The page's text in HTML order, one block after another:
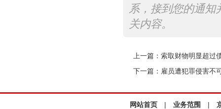
系，接到您的通知
关内容。
上一篇： 索取财物明显超过
下一篇： 雇员遭犯罪侵害不
网站首页 | 业务范围 |